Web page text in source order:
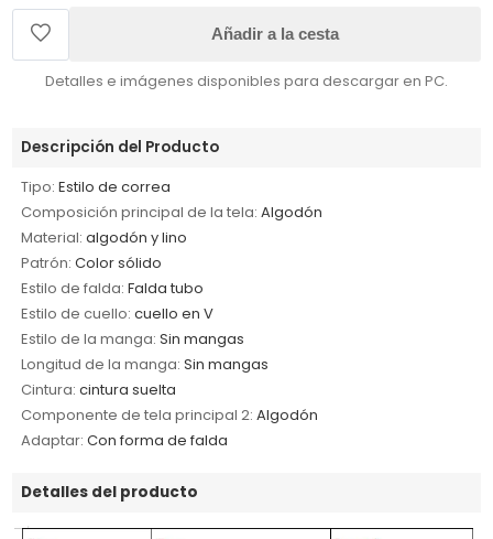
Añadir a la cesta
Detalles e imágenes disponibles para descargar en PC.
Descripción del Producto
Tipo: Estilo de correa
Composición principal de la tela: Algodón
Material: algodón y lino
Patrón: Color sólido
Estilo de falda: Falda tubo
Estilo de cuello: cuello en V
Estilo de la manga: Sin mangas
Longitud de la manga: Sin mangas
Cintura: cintura suelta
Componente de tela principal 2: Algodón
Adaptar: Con forma de falda
Detalles del producto